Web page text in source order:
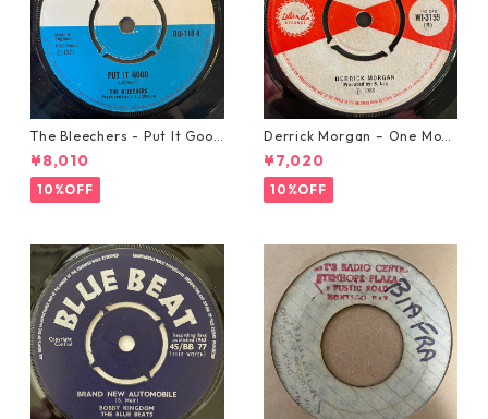
The Bleechers - Put It Good
【7-21637】
¥8,010
10%OFF
Derrick Morgan – One Morn
ing In May【7-21653】
¥7,020
10%OFF